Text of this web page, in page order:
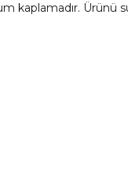
kaplamadır. Ürünü